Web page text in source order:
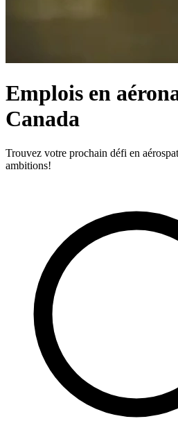
Emplois en
Canada
Trouvez votre prochain défi en
ambitions!